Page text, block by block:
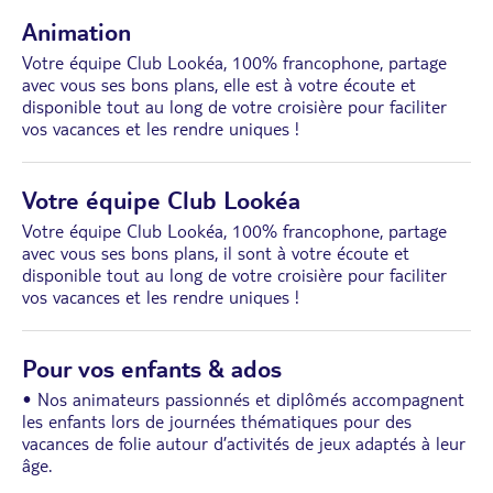
Animation
Votre équipe Club Lookéa, 100% francophone, partage
avec vous ses bons plans, elle est à votre écoute et
disponible tout au long de votre croisière pour faciliter
vos vacances et les rendre uniques !
Votre équipe Club Lookéa
Votre équipe Club Lookéa, 100% francophone, partage
avec vous ses bons plans, il sont à votre écoute et
disponible tout au long de votre croisière pour faciliter
vos vacances et les rendre uniques !
Pour vos enfants & ados
• Nos animateurs passionnés et diplômés accompagnent
les enfants lors de journées thématiques pour des
vacances de folie autour d’activités de jeux adaptés à leur
âge.